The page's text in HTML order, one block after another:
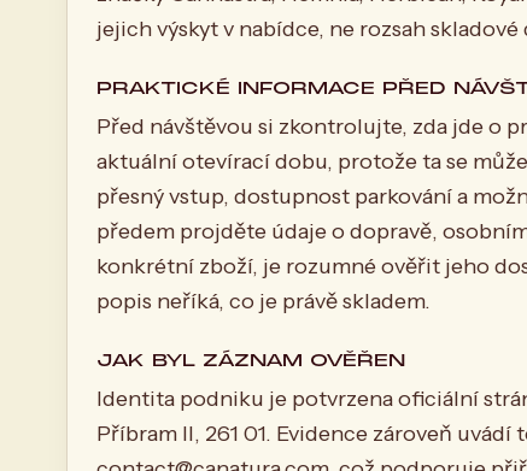
jejich výskyt v nabídce, ne rozsah
PRAKTICKÉ INFORMACE PŘED
Před návštěvou si zkontrolujte, zda jde o
aktuální otevírací dobu, protože ta se
přesný vstup, dostupnost parkování a
předem projděte údaje o dopravě,
konkrétní zboží, je rozumné ověřit jeho
popis neříká, co je právě skladem.
JAK BYL ZÁZNAM OVĚŘEN
Identita podniku je potvrzena oficiální
Příbram II, 261 01. Evidence zároveň uvádí